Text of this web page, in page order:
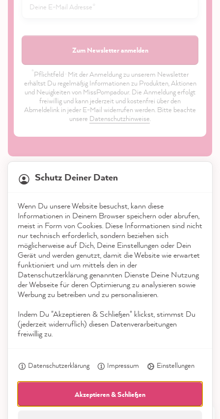
Zum Newsletter anmelden
*Pflichtfeld · Mit der Anmeldung zu unserem Newsletter
erhältst Du regelmäßig Informationen zu Produkten, Aktionen
und Neuigkeiten von MissPompadour. Die Anmeldung erfolgt
freiwillig und kann jederzeit und kostenfrei über den
Abmeldelink in jeder E-Mail widerrufen werden. Bitte beachte
unsere Datenschutzhinweise.
Service
Kontakt
App herunterladen
Auszeichnungen
Social Media
Schutz Deiner Daten
Wenn Du unsere Website besuchst, kann diese
Informationen in Deinem Browser speichern oder abrufen,
meist in Form von Cookies. Diese Informationen sind nicht
nur technisch erforderlich, sondern beziehen sich
möglicherweise auf Dich, Deine Einstellungen oder Dein
Gerät und werden genutzt, damit die Website wie erwartet
funktioniert und um mittels den in der
Datenschutzerklärung genannten Dienste Deine Nutzung
der Webseite für deren Optimierung zu analysieren sowie
Werbung zu betreiben und zu personalisieren.
Indem Du "Akzeptieren & Schließen" klickst, stimmst Du
(jederzeit widerruflich) diesen Datenverarbeitungen
freiwillig zu.
Datenschutzerklärung Impressum Einstellungen
Akzeptieren & Schließen
21.847Bewertungen
reviews-io
Anonym
Verifizierter Kunde
MissPompadour Farbkarten-Set Weißtöne
Die Karten sind eine super
Entscheidungshilfe. Denn im online Shop
Hilfreich? Ja Teilen Dresden, DE,7.8.2026